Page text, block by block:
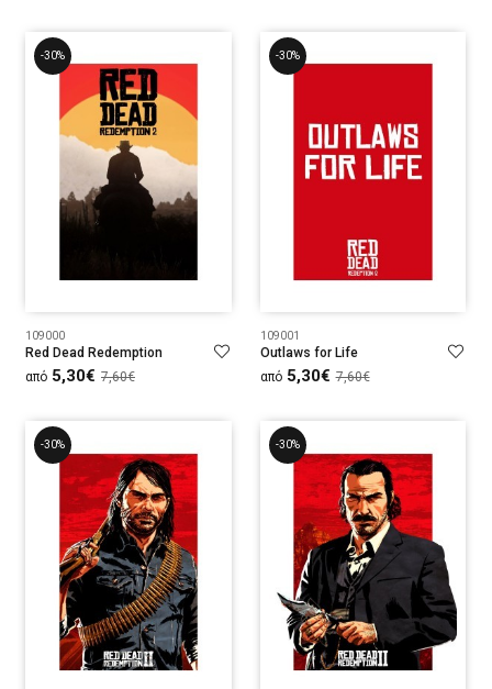
-30%
109000
Red Dead Redemption
από 5,30€ 7,60€
-30%
109001
Outlaws for Life
από 5,30€ 7,60€
-30% -30%